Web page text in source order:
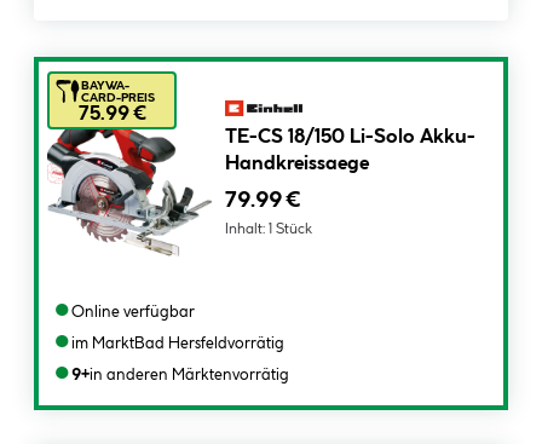
BAYWA-
CARD-PREIS
75.99 €
TE-CS 18/150 Li-Solo Akku-
Handkreissaege
79.99 €
Inhalt: 1 Stück
●Online verfügbar
●im MarktBad Hersfeldvorrätig
●9+in anderen Märktenvorrätig